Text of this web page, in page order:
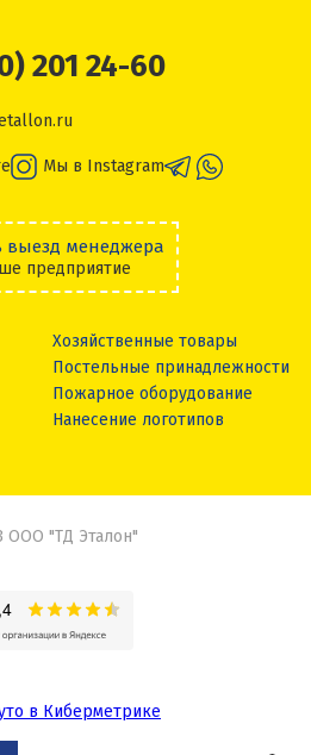
201 24-60
Мы в Instagram
выезд менеджера
предприятие
Хозяйственные товары
Постельные принадлежности
Пожарное оборудование
Нанесение логотипов
ООО "ТД Эталон"
в Киберметрике